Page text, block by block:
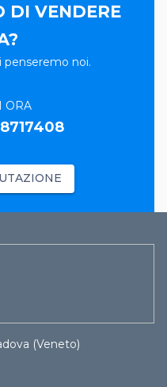
DI VENDERE
penseremo noi.
ORA
(Veneto)